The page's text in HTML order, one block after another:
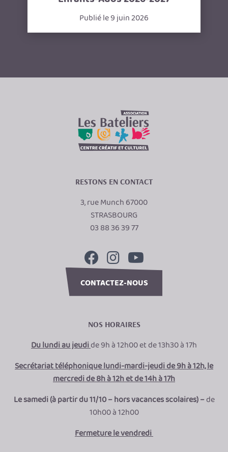
Publié le 9 juin 2026
RESTONS EN CONTACT
3, rue Munch 67000
STRASBOURG
03 88 36 39 77
CONTACTEZ-NOUS
NOS HORAIRES
Du lundi au jeudide 9h à 12h00 et de 13h30 à 17h
Secrétariat téléphonique lundi-mardi-jeudi de 9h à 12h, le
mercredi de 8h à 12h et de 14h à 17h
Le samedi (à partir du 11/10 – hors vacances scolaires) –de
10h00 à 12h00
Fermeture le vendredi